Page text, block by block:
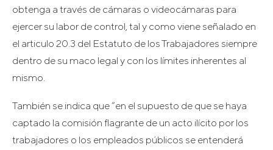
obtenga a través de cámaras o videocámaras para
ejercer su labor de control, tal y como viene señalado en
el articulo 20.3 del Estatuto de los Trabajadores siempre
dentro de su maco legal y con los límites inherentes al
mismo.
También se indica que “en el supuesto de que se haya
captado la comisión flagrante de un acto ilícito por los
trabajadores o los empleados públicos se entenderá